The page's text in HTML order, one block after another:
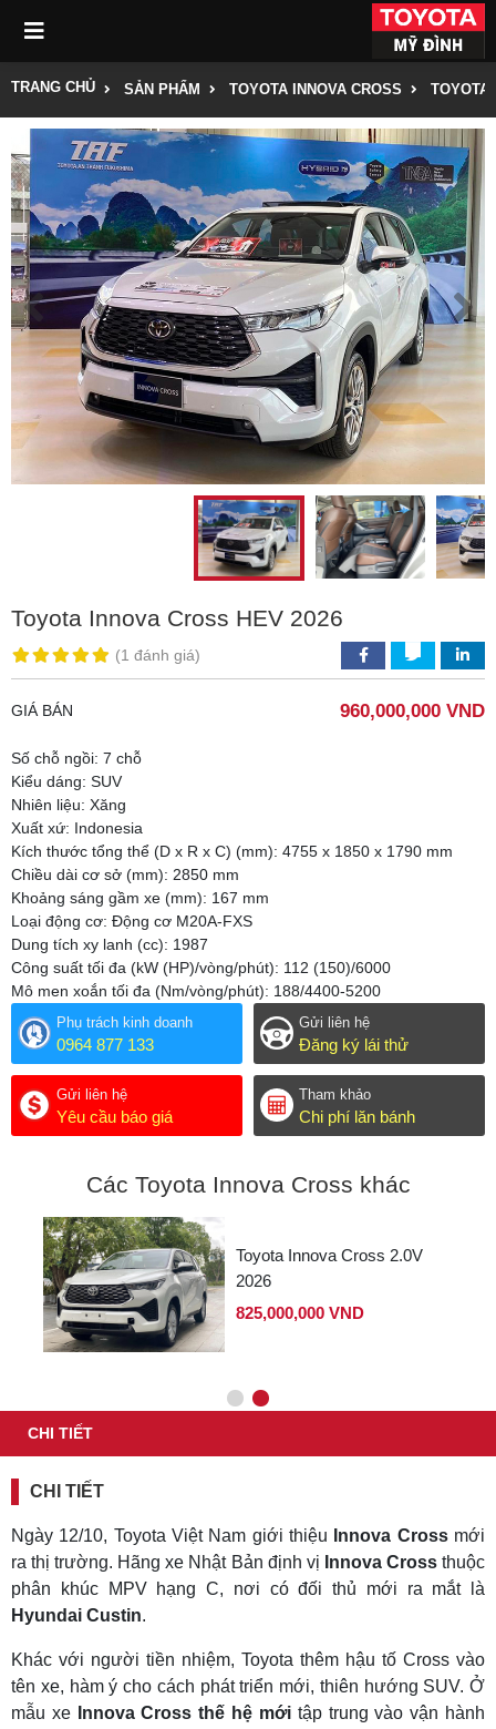
TRANG CHỦ SẢN PHẨM TOYOTA INNOVA CROSS TOYOTA
Toyota Innova Cross HEV 2026
(1 đánh giá)
GIÁ BÁN 960,000,000 VND
Số chỗ ngồi: 7 chỗ
Kiểu dáng: SUV
Nhiên liệu: Xăng
Xuất xứ: Indonesia
Kích thước tổng thể (D x R x C) (mm): 4755 x 1850 x 1790 mm
Chiều dài cơ sở (mm): 2850 mm
Khoảng sáng gầm xe (mm): 167 mm
Loại động cơ: Động cơ M20A-FXS
Dung tích xy lanh (cc): 1987
Công suất tối đa (kW (HP)/vòng/phút): 112 (150)/6000
Mô men xoắn tối đa (Nm/vòng/phút): 188/4400-5200
Phụ trách kinh doanh
0964 877 133
Gửi liên hệ
Yêu cầu báo giá
Gửi liên hệ
Đăng ký lái thử
Tham khảo
Chi phí lăn bánh
Các Toyota Innova Cross khác
Toyota Innova Cross 2.0V
2026
825,000,000 VND
CHI TIẾT
CHI TIẾT
Ngày 12/10, Toyota Việt Nam giới thiệu Innova Crossmới
ra thị trường. Hãng xe Nhật Bản định vị Innova Crossthuộc
phân khúc MPV hạng C, nơi có đối thủ mới ra mắt là
Hyundai Custin.
Khác với người tiền nhiệm, Toyota thêm hậu tố Cross vào
tên xe, hàm ý cho cách phát triển mới, thiên hướng SUV. Ở
mẫu xe
Innova Cross thế hệ mớitập trung vào vận hành